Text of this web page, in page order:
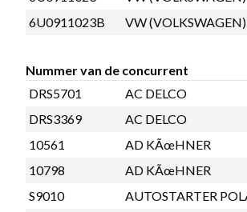
6U0911023B
VW (VOLKSWAGEN)
Nummer van de concurrent
DRS5701
AC DELCO
DRS3369
AC DELCO
10561
AD KÃœHNER
10798
AD KÃœHNER
S9010
AUTOSTARTER